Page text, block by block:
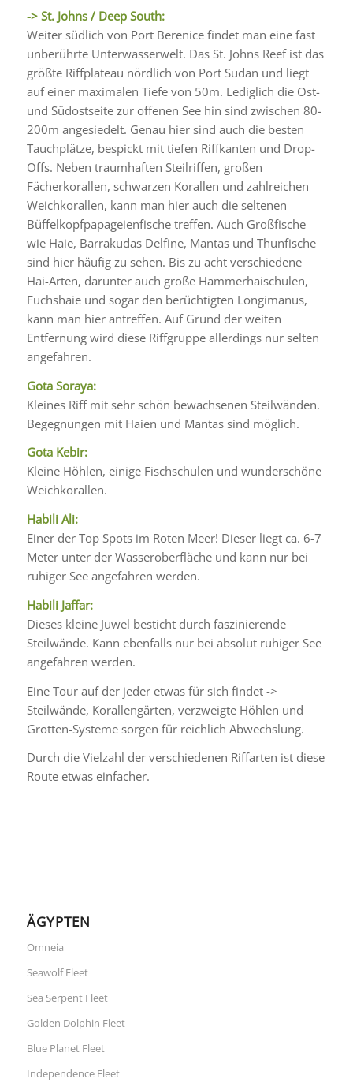
-> St. Johns / Deep South:
Weiter südlich von Port Berenice findet man eine fast
unberührte Unterwasserwelt. Das St. Johns Reef ist das
größte Riffplateau nördlich von Port Sudan und liegt
auf einer maximalen Tiefe von 50m. Lediglich die Ost-
und Südostseite zur offenen See hin sind zwischen 80-
200m angesiedelt. Genau hier sind auch die besten
Tauchplätze, bespickt mit tiefen Riffkanten und Drop-
Offs. Neben traumhaften Steilriffen, großen
Fächerkorallen, schwarzen Korallen und zahlreichen
Weichkorallen, kann man hier auch die seltenen
Büffelkopfpapageienfische treffen. Auch Großfische
wie Haie, Barrakudas Delfine, Mantas und Thunfische
sind hier häufig zu sehen. Bis zu acht verschiedene
Hai-Arten, darunter auch große Hammerhaischulen,
Fuchshaie und sogar den berüchtigten Longimanus,
kann man hier antreffen. Auf Grund der weiten
Entfernung wird diese Riffgruppe allerdings nur selten
angefahren.
Gota Soraya:
Kleines Riff mit sehr schön bewachsenen Steilwänden.
Begegnungen mit Haien und Mantas sind möglich.
Gota Kebir:
Kleine Höhlen, einige Fischschulen und wunderschöne
Weichkorallen.
Habili Ali:
Einer der Top Spots im Roten Meer! Dieser liegt ca. 6-7
Meter unter der Wasseroberfläche und kann nur bei
ruhiger See angefahren werden.
Habili Jaffar:
Dieses kleine Juwel besticht durch faszinierende
Steilwände. Kann ebenfalls nur bei absolut ruhiger See
angefahren werden.
Eine Tour auf der jeder etwas für sich findet ->
Steilwände, Korallengärten, verzweigte Höhlen und
Grotten-Systeme sorgen für reichlich Abwechslung.
Durch die Vielzahl der verschiedenen Riffarten ist diese
Route etwas einfacher.
ÄGYPTEN
Omneia
Seawolf Fleet
Sea Serpent Fleet
Golden Dolphin Fleet
Blue Planet Fleet
Independence Fleet